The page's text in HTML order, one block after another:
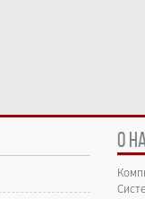
О